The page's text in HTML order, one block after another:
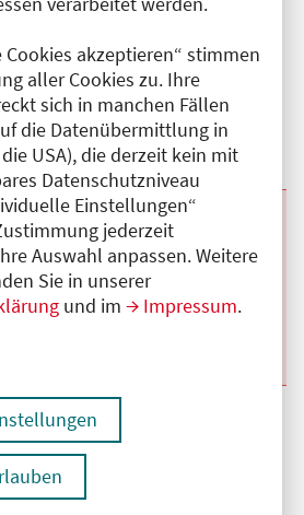
Cookies akzeptieren“ stimmen
aller Cookies zu. Ihre
sich in manchen Fällen
die Datenübermittlung in
USA), die derzeit kein mit
Datenschutzniveau
Einstellungen“
jederzeit
Auswahl anpassen. Weitere
Sie in unserer
und im Impressum.
in der Arztpraxis
Schick, Käthe-Niederkirchner-
4
Anfangszeit:
,18:00 Uhr
in der Arztpraxis
Schick, Käthe-Niederkirchner-
Anfangszeit:
,18:00 Uhr
in der Arztpraxis
Schick, Käthe-Niederkirchner-